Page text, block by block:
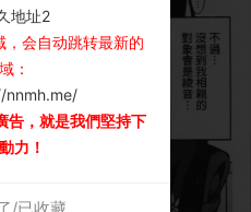
地址2
会自动跳转最新的
：
nnmh.me/
告，就是我們堅持下
力！